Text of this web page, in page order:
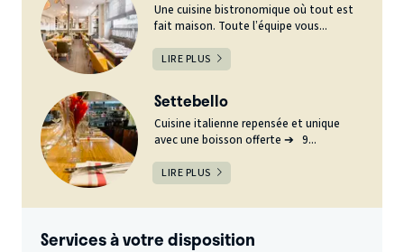
Une cuisine bistronomique où tout est
fait maison. Toute l’équipe vous...
LIRE PLUS
Settebello
Cuisine italienne repensée et unique
avec une boisson offerte ➔ 9...
LIRE PLUS
Services à votre disposition